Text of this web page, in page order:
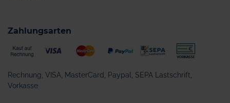
Zahlungsarten
Rechnung, VISA, MasterCard, Paypal, SEPA Lastschrift,
Vorkasse